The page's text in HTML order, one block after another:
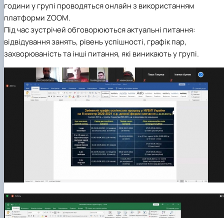
години у групі проводяться онлайн з використанням
платформи ZOOM.
Під час зустрічей обговорюються актуальні питання:
відвідування занять, рівень успішності, графік пар,
захворюваність та інші питання, які виникають у групі.